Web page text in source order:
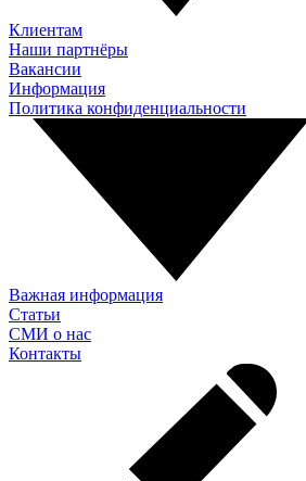
Клиентам
Наши партнёры
Вакансии
Информация
Политика конфиденциальности
Важная информация
Статьи
СМИ о нас
Контакты